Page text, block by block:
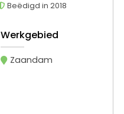
Beëdigd in 2018
Werkgebied
Zaandam